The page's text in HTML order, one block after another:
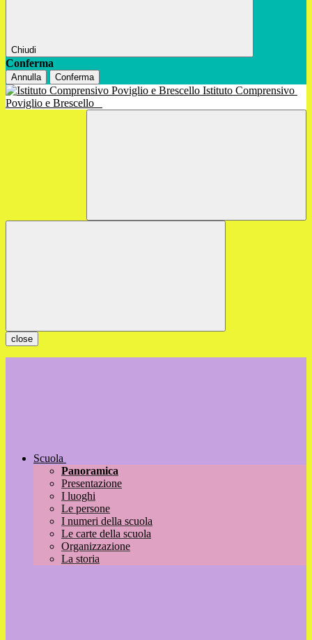
Chiudi
Conferma
Annulla Conferma
Istituto Comprensivo
Poviglio e Brescello
close
Scuola
Panoramica
Presentazione
I luoghi
Le persone
I numeri della scuola
Le carte della scuola
Organizzazione
La storia